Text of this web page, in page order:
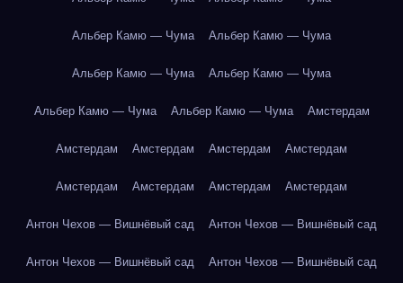
Альбер Камю — Чума Альбер Камю — Чума
Альбер Камю — Чума Альбер Камю — Чума
Альбер Камю — Чума Альбер Камю — Чума Амстердам
Амстердам Амстердам Амстердам Амстердам
Амстердам Амстердам Амстердам Амстердам
Антон Чехов — Вишнёвый сад Антон Чехов — Вишнёвый сад
Антон Чехов — Вишнёвый сад Антон Чехов — Вишнёвый сад